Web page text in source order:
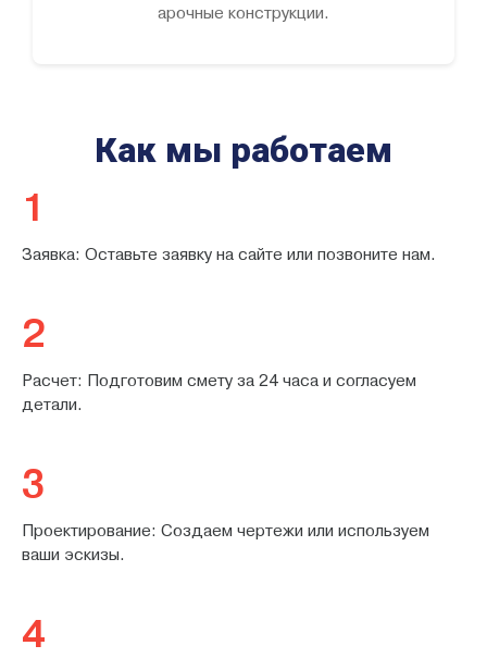
арочные конструкции.
Как мы работаем
1
Заявка: Оставьте заявку на сайте или позвоните нам.
2
Расчет: Подготовим смету за 24 часа и согласуем
детали.
3
Проектирование: Создаем чертежи или используем
ваши эскизы.
4